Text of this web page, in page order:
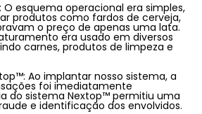
O esquema operacional era simples,
produtos como fardos de cerveja,
o preço de apenas uma lata.
era usado em diversos
carnes, produtos de limpeza e
Ao implantar nosso sistema, a
foi imediatamente
do sistema Nextop™ permitiu uma
e identificação dos envolvidos.